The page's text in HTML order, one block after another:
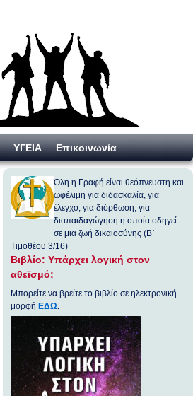
ΥΓΕΙΑ Επικοινωνία
Όλη η Γραφή είναι θεόπνευστη και
ωφέλιμη για διδασκαλία, για
έλεγχο, για διόρθωση, για
διαπαιδαγώγηση η οποία οδηγεί
σε μια ζωή δικαιοσύνης (Β΄
Τιμοθέου 3/16)
Βιβλίο: Υπάρχει λογική στον
αθεϊσμό;
Μπορείτε να βρείτε το βιβλίο σε ηλεκτρονική
μορφή ΕΔΩ.